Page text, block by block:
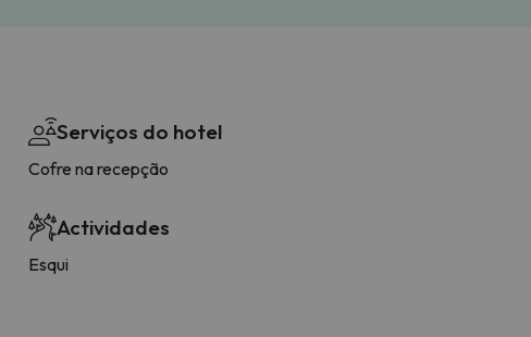
Serviços do hotel
Cofre na recepção
Actividades
Esqui